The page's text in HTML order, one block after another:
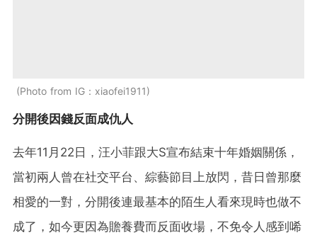
Photo from IG：xiaofei1911
分開後因錢反面成仇人
去年11月22日，汪小菲跟大S宣布結束十年婚姻關係，
當初兩人曾在社交平台、綜藝節目上放閃，昔日曾那麼
相愛的一對，分開後連最基本的陌生人看來現時也做不
成了，如今更因為贍養費而反面收場，不免令人感到唏